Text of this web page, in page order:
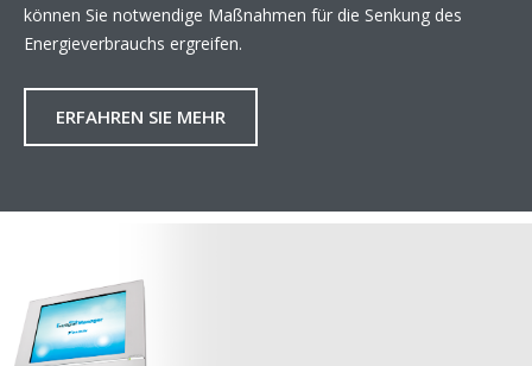
können Sie notwendige Maßnahmen für die Senkung des
Energieverbrauchs ergreifen.
ERFAHREN SIE MEHR